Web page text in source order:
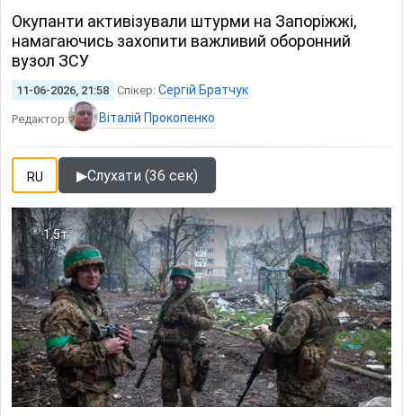
Окупанти активізували штурми на Запоріжжі,
намагаючись захопити важливий оборонний
вузол ЗСУ
11-06-2026, 21:58 Спікер: Сергій Братчук
Редактор: Віталій Прокопенко
RU ▶Слухати (36 сек)
1.5т